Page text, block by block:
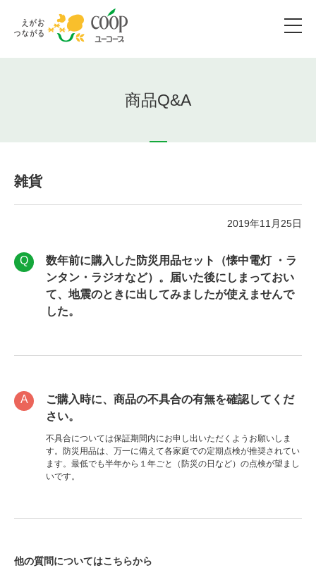
商品Q&A
雑貨
2019年11月25日
数年前に購入した防災用品セット（懐中電灯 ・ラ
ンタン・ラジオなど）。届いた後にしまっておい
て、地震のときに出してみましたが使えませんで
した。
ご購入時に、商品の不具合の有無を確認してくだ
さい。
不具合については保証期間内にお申し出いただくようお願いしま
す。防災用品は、万一に備えて各家庭での定期点検が推奨されてい
ます。最低でも半年から１年ごと（防災の日など）の点検が望まし
いです。
他の質問についてはこちらから